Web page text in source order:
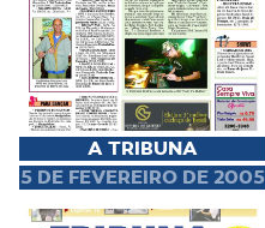
A TRIBUNA
5 DE FEVEREIRO DE 2005